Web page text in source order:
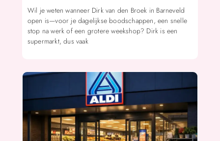
Wil je weten wanneer Dirk van den Broek in Barneveld
open is—voor je dagelijkse boodschappen, een snelle
stop na werk of een grotere weekshop? Dirk is een
supermarkt, dus vaak